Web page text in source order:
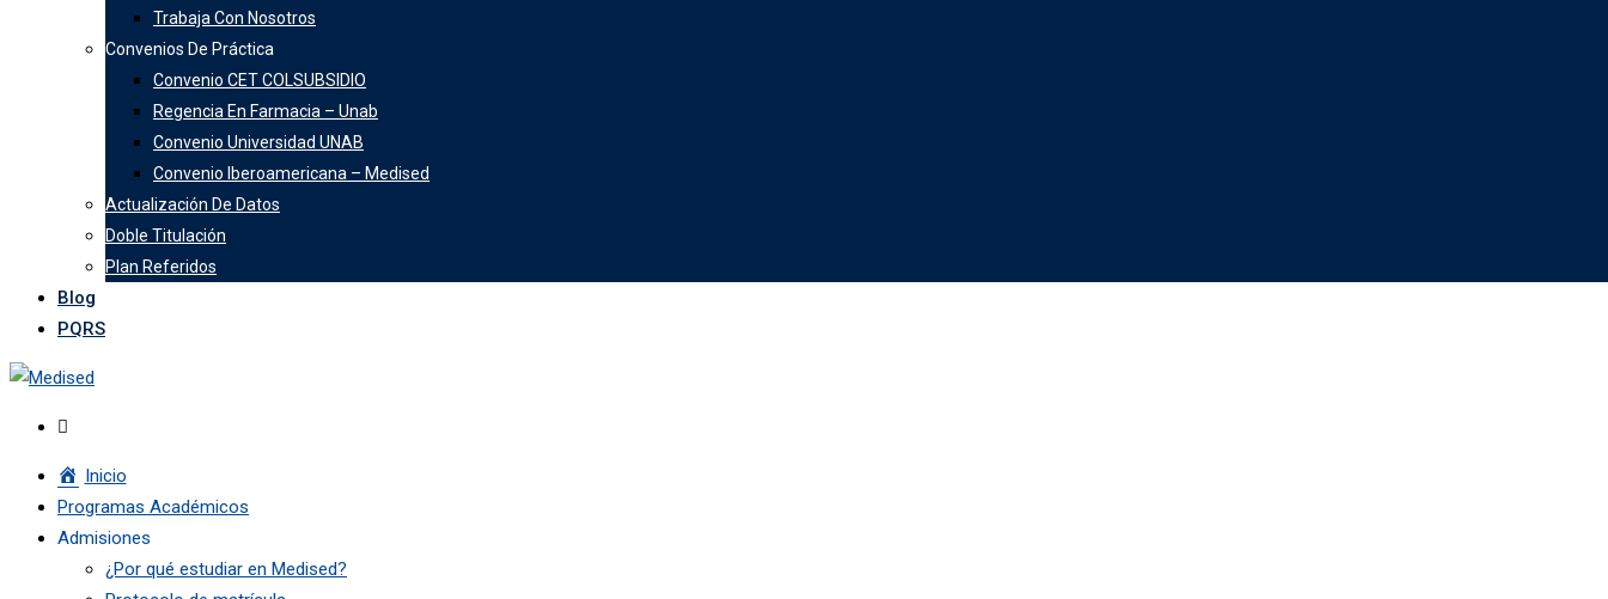
Trabaja Con Nosotros
Convenios De Práctica
Convenio CET COLSUBSIDIO
Regencia En Farmacia – Unab
Convenio Universidad UNAB
Convenio Iberoamericana – Medised
Actualización De Datos
Doble Titulación
Plan Referidos
Blog
PQRS
Inicio
Programas Académicos
Admisiones
¿Por qué estudiar en Medised?